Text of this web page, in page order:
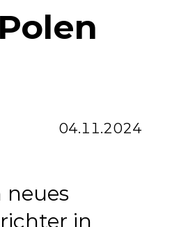
04.11.2024
neues
in